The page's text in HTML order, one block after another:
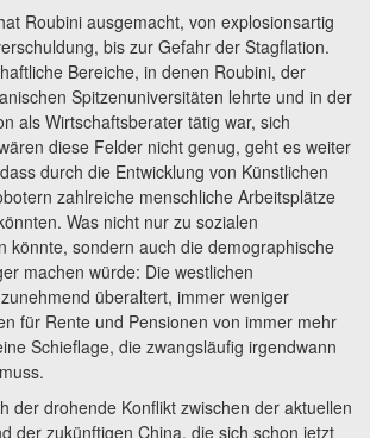
Roubini ausgemacht, von explosionsartig
bis zur Gefahr der Stagflation.
Bereiche, in denen Roubini, der
Spitzenuniversitäten lehrte und in der
als Wirtschaftsberater tätig war, sich
diese Felder nicht genug, geht es weiter
durch die Entwicklung von Künstlichen
zahlreiche menschliche Arbeitsplätze
Was nicht nur zu sozialen
könnte, sondern auch die demographische
machen würde: Die westlichen
überaltert, immer weniger
für Rente und Pensionen von immer mehr
Schieflage, die zwangsläufig irgendwann
der drohende Konflikt zwischen der aktuellen
der zukünftigen China, die sich schon jetzt